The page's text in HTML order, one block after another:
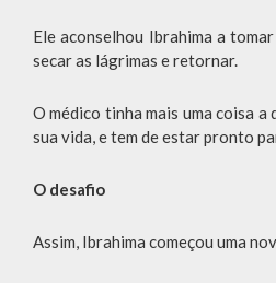
Ele aconselhou Ibrahima a
secar as lágrimas e retornar.
O médico tinha mais uma coisa a
sua vida, e tem de estar pronto
O desafio
Assim, Ibrahima começou uma